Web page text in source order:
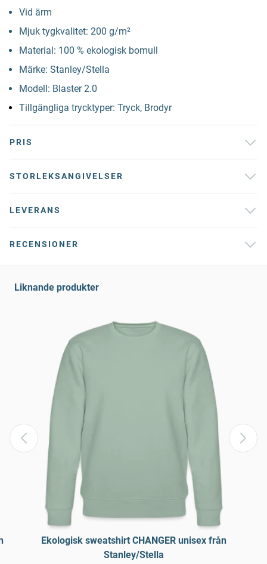
Vid ärm
Mjuk tygkvalitet: 200 g/m²
Material: 100 % ekologisk bomull
Märke: Stanley/Stella
Modell: Blaster 2.0
Tillgängliga trycktyper: Tryck, Brodyr
PRIS
STORLEKSANGIVELSER
LEVERANS
RECENSIONER
Liknande produkter
Ekologisk sweatshirt CHANGER unisex från
Stanley/Stella